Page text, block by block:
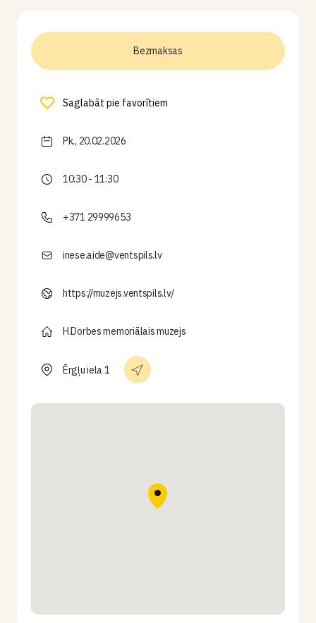
Bezmaksas
Saglabāt pie favorītiem
Pk., 20.02.2026
10:30 - 11:30
+371 29999653
inese.aide@ventspils.lv
https://muzejs.ventspils.lv/
H.Dorbes memoriālais muzejs
Ērgļu iela 1